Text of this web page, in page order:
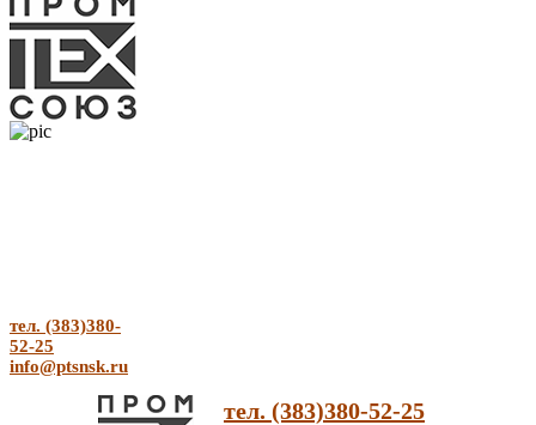
тел. (383)380-
52-25
info@ptsnsk.ru
тел. (383)380-52-25